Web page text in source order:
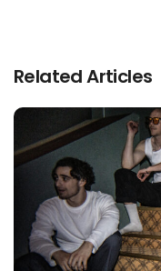
Related Articles